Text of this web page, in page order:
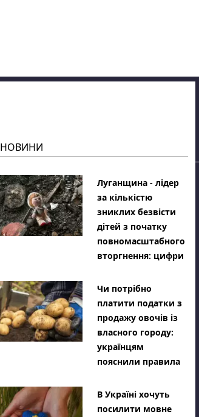
НОВИНИ
Луганщина - лідер
за кількістю
зниклих безвісти
дітей з початку
повномасштабного
вторгнення: цифри
Чи потрібно
платити податки з
продажу овочів із
власного городу:
українцям
пояснили правила
В Україні хочуть
посилити мовне